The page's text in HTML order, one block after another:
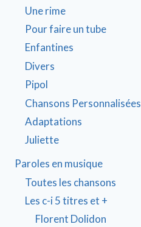
Une rime
Pour faire un tube
Enfantines
Divers
Pipol
Chansons Personnalisées
Adaptations
Juliette
Paroles en musique
Toutes les chansons
Les c-i 5 titres et +
Florent Dolidon